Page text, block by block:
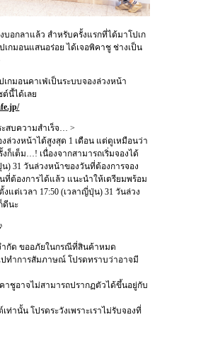
บอกลาแล้ว สำหรับครั้งแรกที่ได้มาโปเก
กมอนแสนอร่อย ได้เจอพิคาชู ช่างเป็น
กมอนคาเฟ่เป็นระบบจองล่วงหน้า
ต์นี้ได้เลย
สบความสำเร็จ… >
ล่วงหน้าได้สูงสุด 1 เดือน แต่ดูเหมือนว่า
ก็เต็ม…! เนื่องจากสามารถเริ่มจองได้
น) 31 วันล่วงหน้าของวันที่ต้องการจอง
ที่ต้องการได้แล้ว แนะนำให้เตรียมพร้อม
แต่เวลา 17:50 (เวลาญี่ปุ่น) 31 วันล่วง
ดีนะ
ำกัด ขออภัยในกรณีที่สินค้าหมด
ทำการสัมภาษณ์ โปรดทราบว่าอาจมี
าชูอาจไม่สามารถปรากฏตัวได้ขึ้นอยู่กับ
ท่านั้น โปรดระวังเพราะเราไม่รับจองที่